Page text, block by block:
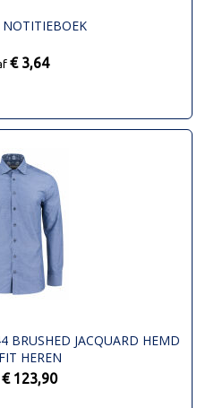
NOTITIEBOEK
€ 3,64
BRUSHED JACQUARD HEMD
HEREN
€ 123,90